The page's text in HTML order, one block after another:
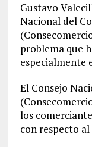
Gustavo
Nacional del
problema que
especialmente
El Consejo
los
con respecto